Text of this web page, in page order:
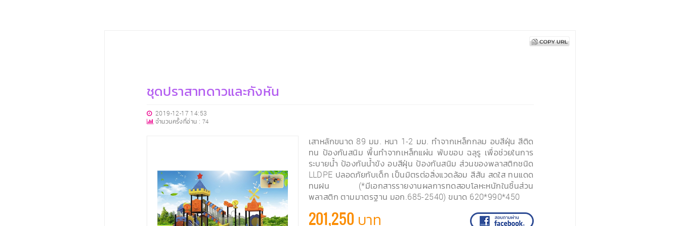
ชุดปราสาทดาวและกังหัน
2019-12-17 14:53
จำนวนครั้งที่อ่าน : 74
เสาหลักขนาด 89 มม. หนา 1-2 มม. ทำจากเหล็กกลม อบสีฝุ่น สีติด
ทน ป้องกันสนิม พื้นทำจากเหล็กแผ่น พับขอบ ฉลุรู เพื่อช่วยในการ
ระบายน้ำ ป้องกันน้ำขัง อบสีฝุ่น ป้องกันสนิม ส่วนของพลาสติกชนิด
LLDPE ปลอดภัยกับเด็ก เป็นมิตรต่อสิ่งแวดล้อม สีสัน สดใส ทนแดด
ทนฝน (*มีเอกสารรายงานผลการทดสอบโลหะหนักในชิ้นส่วน
พลาสติก ตามมาตรฐาน มอก.685-2540) ขนาด 620*990*450
201,250 บาท